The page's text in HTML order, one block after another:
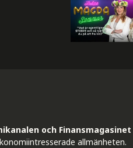
och Finansmagasinet
allmänheten.